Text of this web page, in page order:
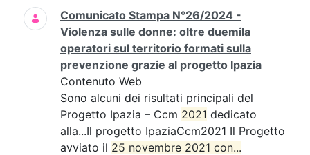
Comunicato Stampa N°26/2024 -
Violenza sulle donne: oltre duemila
operatori sul territorio formati sulla
prevenzione grazie al progetto Ipazia
Contenuto Web
Sono alcuni dei risultati principali del
Progetto Ipazia – Ccm 2021 dedicato
alla...Il progetto IpaziaCcm2021 Il Progetto
avviato il 25 novembre 2021 con...